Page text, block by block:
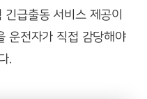
급출동 서비스 제공이
운전자가 직접 감당해야
.